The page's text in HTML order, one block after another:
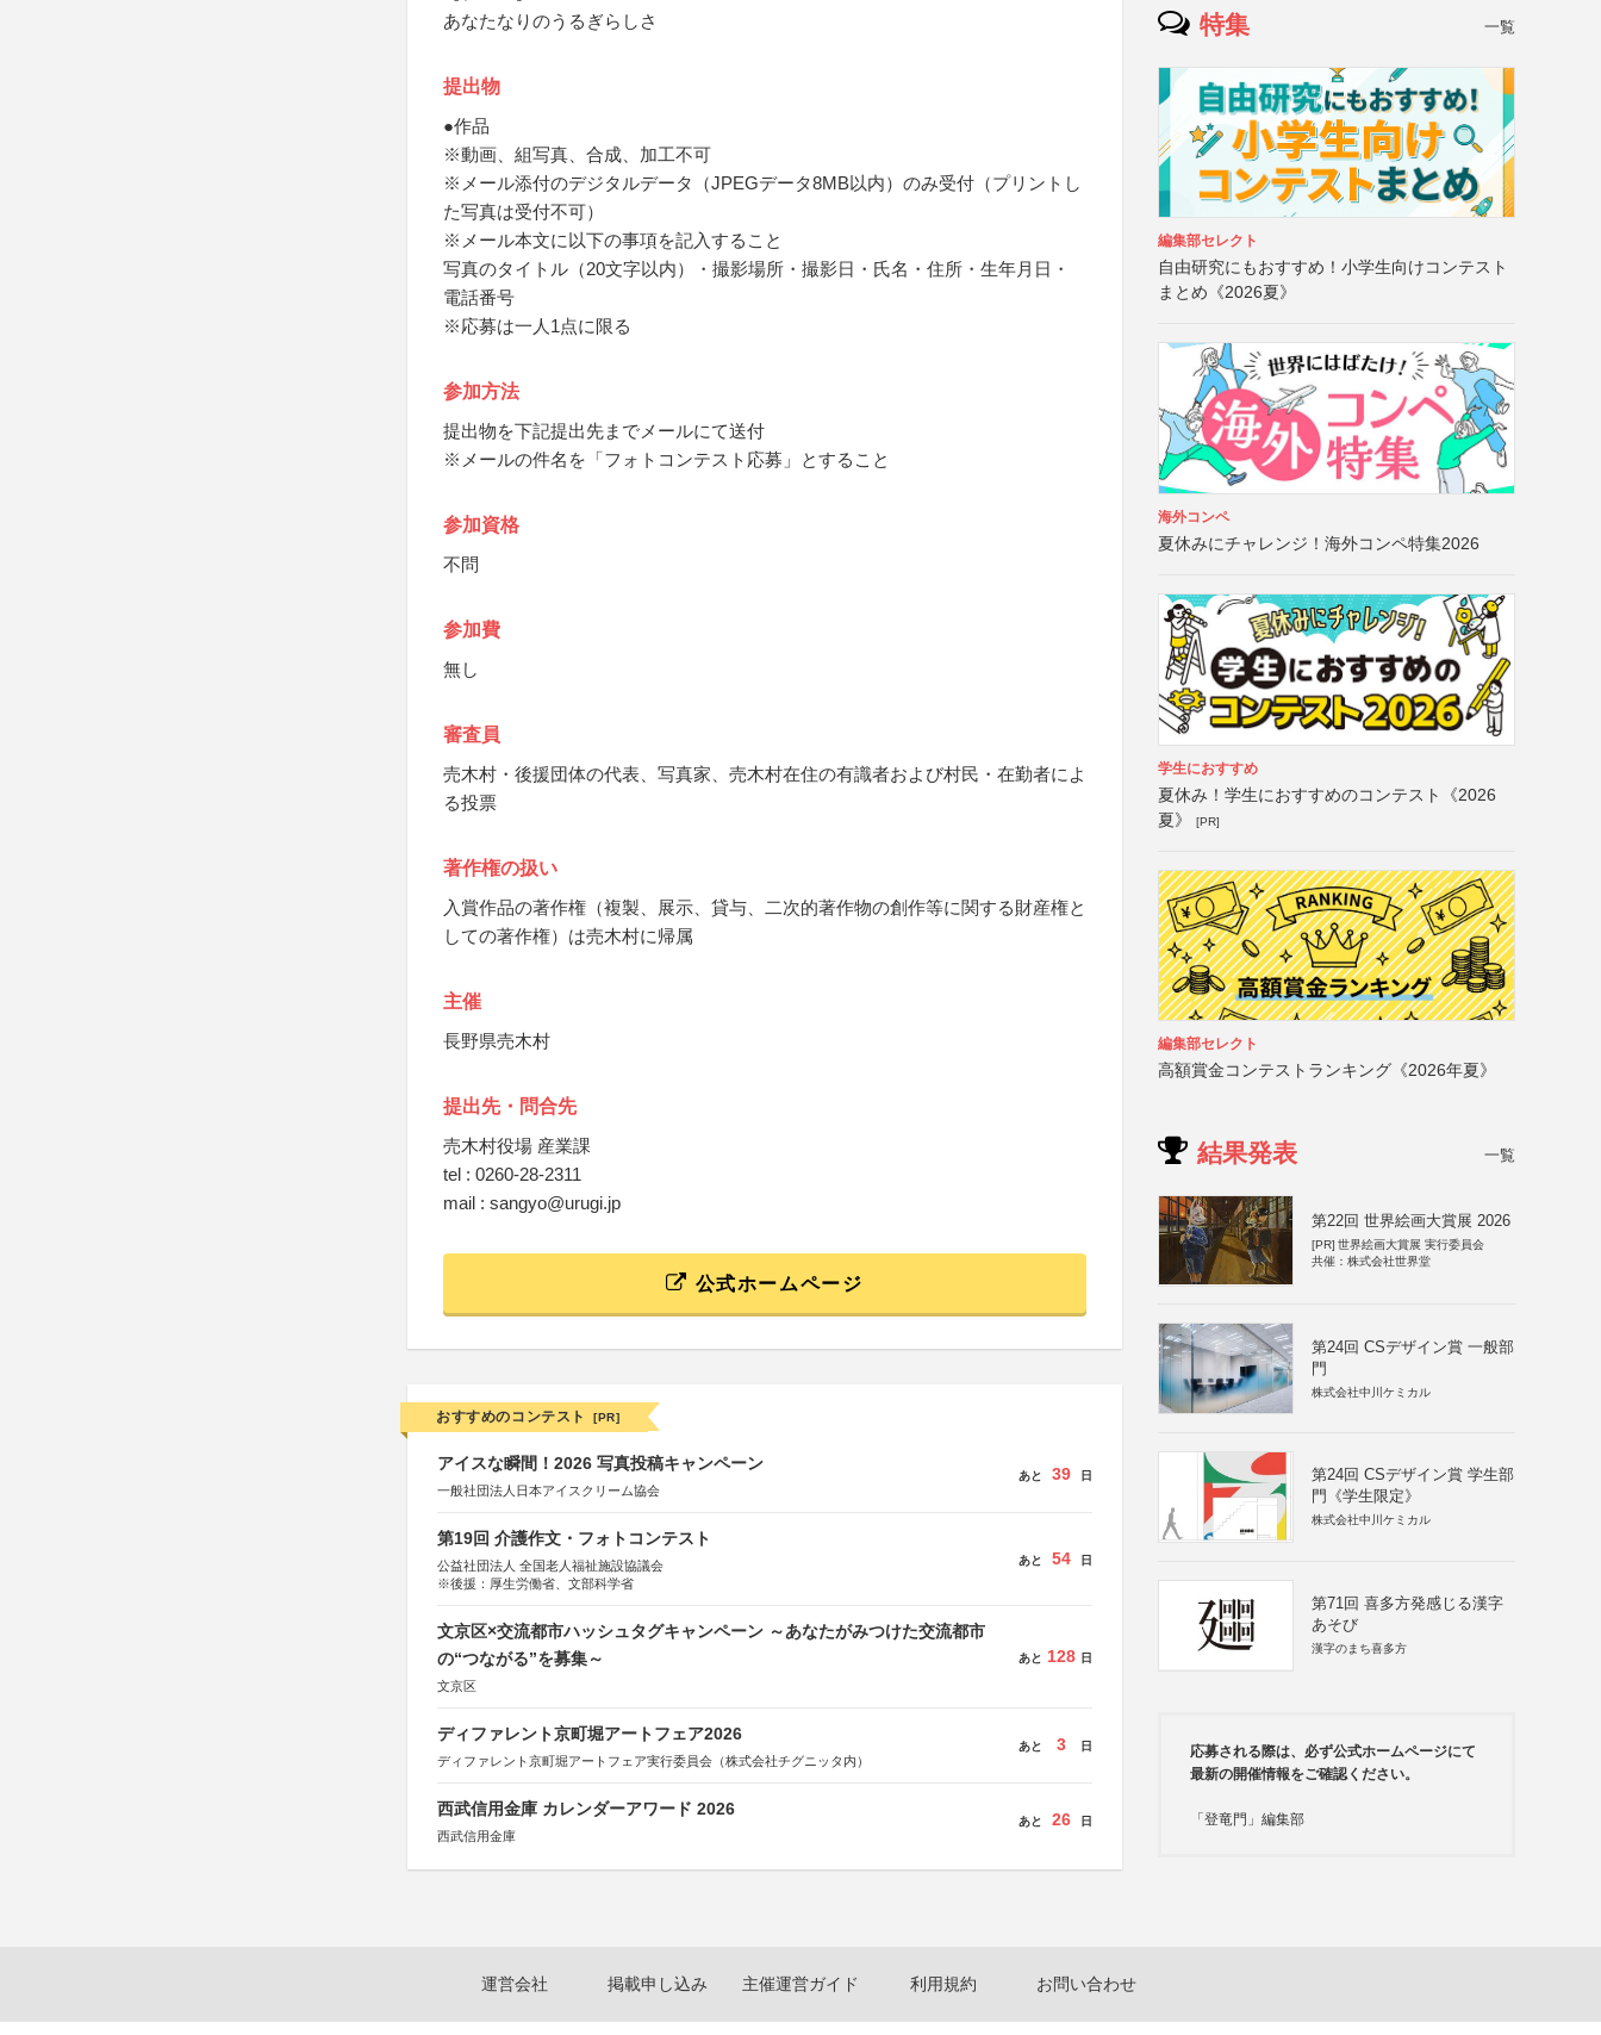
あなたなりのうるぎらしさ
提出物
●作品
※動画、組写真、合成、加工不可
※メール添付のデジタルデータ（JPEGデータ8MB以内）のみ受付（プリントし
た写真は受付不可）
※メール本文に以下の事項を記入すること
写真のタイトル（20文字以内）・撮影場所・撮影日・氏名・住所・生年月日・
電話番号
※応募は一人1点に限る
参加方法
提出物を下記提出先までメールにて送付
※メールの件名を「フォトコンテスト応募」とすること
参加資格
不問
参加費
無し
審査員
売木村・後援団体の代表、写真家、売木村在住の有識者および村民・在勤者によ
る投票
著作権の扱い
入賞作品の著作権（複製、展示、貸与、二次的著作物の創作等に関する財産権と
しての著作権）は売木村に帰属
主催
長野県売木村
提出先・問合先
売木村役場 産業課
tel : 0260-28-2311
mail : sangyo@urugi.jp
公式ホームページ
おすすめのコンテスト [PR]
アイスな瞬間！2026 写真投稿キャンペーン
一般社団法人日本アイスクリーム協会
あと 39 日
第19回 介護作文・フォトコンテスト
公益社団法人 全国老人福祉施設協議会
※後援：厚生労働省、文部科学省
あと 54 日
文京区×交流都市ハッシュタグキャンペーン ～あなたがみつけた交流都市
の“つながる”を募集～
文京区
あと 128 日
ディファレント京町堀アートフェア2026
ディファレント京町堀アートフェア実行委員会（株式会社チグニッタ内）
あと 3 日
西武信用金庫 カレンダーアワード 2026
西武信用金庫
あと 26 日
特集 一覧
編集部セレクト
自由研究にもおすすめ！小学生向けコンテスト
まとめ《2026夏》
海外コンペ
夏休みにチャレンジ！海外コンペ特集2026
学生におすすめ
夏休み！学生におすすめのコンテスト《2026
夏》
[PR]
編集部セレクト
高額賞金コンテストランキング《2026年夏》
結果発表 一覧
第22回 世界絵画大賞展 2026
[PR] 世界絵画大賞展 実行委員会
共催：株式会社世界堂
第24回 CSデザイン賞 一般部
門
株式会社中川ケミカル
第24回 CSデザイン賞 学生部
門《学生限定》
株式会社中川ケミカル
第71回 喜多方発感じる漢字
あそび
漢字のまち喜多方
応募される際は、必ず公式ホームページにて
最新の開催情報をご確認ください。
「登竜門」編集部
運営会社 掲載申し込み 主催運営ガイド 利用規約 お問い合わせ